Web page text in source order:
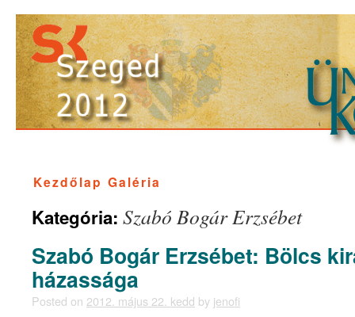
Kezdőlap Galéria
Kategória: Szabó Bogár Erzsébet
Szabó Bogár Erzsébet: Bölcs
házassága
Posted on 2012. május 22. kedd by jenofi